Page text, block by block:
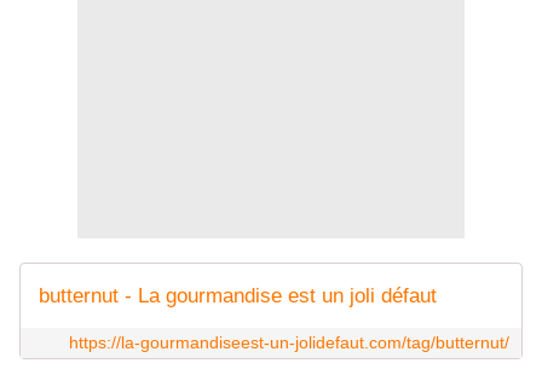
butternut - La gourmandise est un joli défaut
https://la-gourmandiseest-un-jolidefaut.com/tag/butternut/